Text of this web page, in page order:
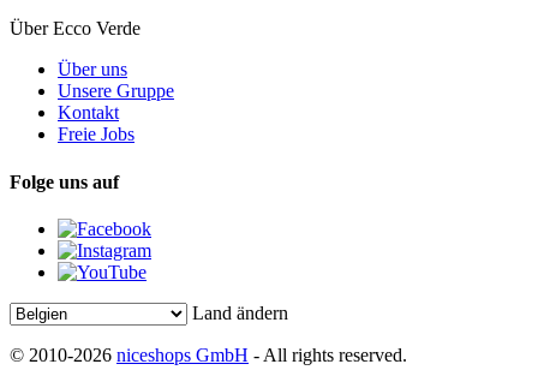
Über Ecco Verde
Über uns
Unsere Gruppe
Kontakt
Freie Jobs
Folge uns auf
Land ändern
© 2010-2026 niceshops GmbH - All rights reserved.